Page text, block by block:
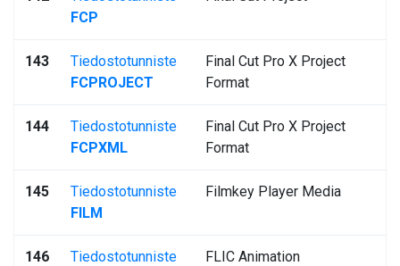
FCP
143
Tiedostotunniste
FCPROJECT
Final Cut Pro X Project
Format
144
Tiedostotunniste
FCPXML
Final Cut Pro X Project
Format
145
Tiedostotunniste
FILM
Filmkey Player Media
146
Tiedostotunniste
FLIC Animation